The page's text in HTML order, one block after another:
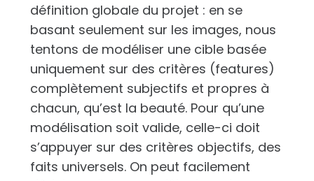
définition globale du projet : en se
basant seulement sur les images, nous
tentons de modéliser une cible basée
uniquement sur des critères (features)
complètement subjectifs et propres à
chacun, qu’est la beauté. Pour qu’une
modélisation soit valide, celle-ci doit
s’appuyer sur des critères objectifs, des
faits universels. On peut facilement